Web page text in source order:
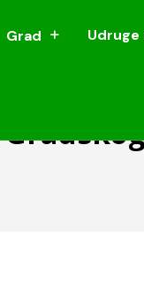
Grad Udruge
Grad Udruge